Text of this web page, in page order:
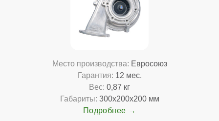
Место производства: Евросоюз
Гарантия: 12 мес.
Вес: 0,87 кг
Габариты: 300x200x200 мм
Подробнее